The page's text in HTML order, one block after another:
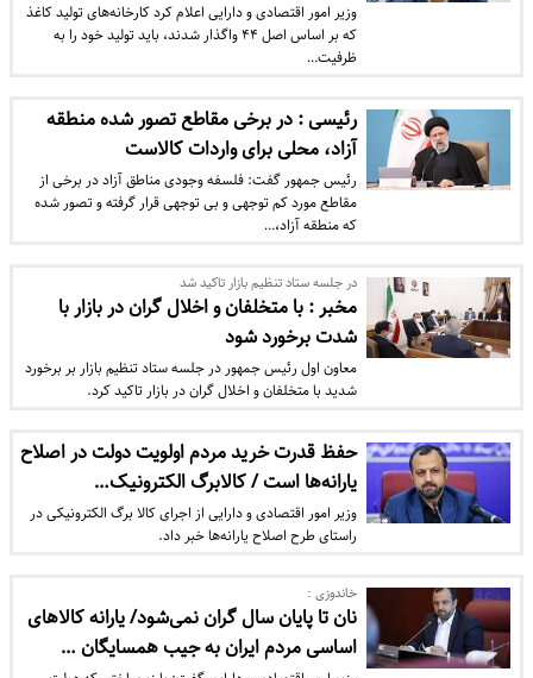
وزیر امور اقتصادی و دارایی اعلام کرد کارخانه‌های تولید کاغذ
که بر اساس اصل ۴۴ واگذار شدند، باید تولید خود را به
ظرفیت…
رئیسی : در برخی مقاطع تصور شده منطقه
آزاد، محلی برای واردات کالاست
رئیس جمهور گفت: فلسفه وجودی مناطق آزاد در برخی از
مقاطع مورد کم توجهی و بی توجهی قرار گرفته و تصور شده
که منطقه آزاد،…
در جلسه ستاد تنظیم بازار تاکید شد
مخبر : با متخلفان و اخلال گران در بازار با
شدت برخورد شود
معاون اول رئیس جمهور در جلسه ستاد تنظیم بازار بر برخورد
شدید با متخلفان و اخلال گران در بازار تاکید کرد.
حفظ قدرت خرید مردم اولویت دولت در‌ اصلاح
یارانه‌ها است / کالابرگ الکترونیک‌…
وزیر امور اقتصادی و دارایی از اجرای کالا برگ الکترونیکی در
راستای طرح اصلاح یارانه‌ها خبر داد.
خاندوزی :
نان تا پایان سال گران نمی‌شود/ یارانه کالاهای
اساسی مردم ایران به جیب همسایگان …